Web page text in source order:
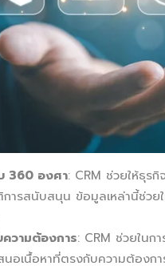
360 องศา: CRM ช่วยให้ธุร
ารสนับสนุน ข้อมูลเหล่านี้ช่วย
วามต้องการ: CRM ช่วยในก
นอเนื้อหาที่ตรงกับความต้อง